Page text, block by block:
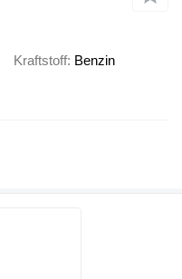
Kraftstoff Benzin